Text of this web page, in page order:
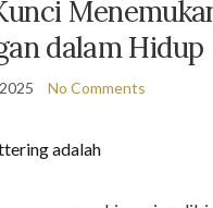
dalam Hidup
No Comments